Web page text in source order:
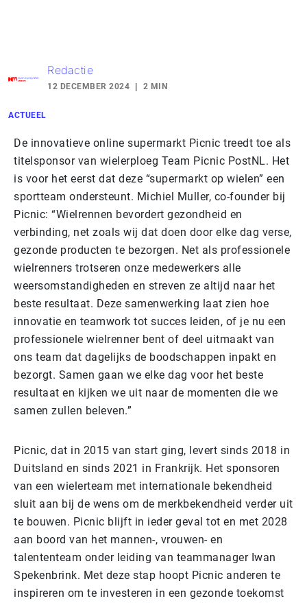
Redactie
12 DECEMBER 2024 2 MIN
ACTUEEL
De innovatieve online supermarkt Picnic treedt toe als
titelsponsor van wielerploeg Team Picnic PostNL. Het
is voor het eerst dat deze “supermarkt op wielen” een
sportteam ondersteunt. Michiel Muller, co-founder bij
Picnic: “Wielrennen bevordert gezondheid en
verbinding, net zoals wij dat doen door elke dag verse,
gezonde producten te bezorgen. Net als professionele
wielrenners trotseren onze medewerkers alle
weersomstandigheden en streven ze altijd naar het
beste resultaat. Deze samenwerking laat zien hoe
innovatie en teamwork tot succes leiden, of je nu een
professionele wielrenner bent of deel uitmaakt van
ons team dat dagelijks de boodschappen inpakt en
bezorgt. Samen gaan we elke dag voor het beste
resultaat en kijken we uit naar de momenten die we
samen zullen beleven.”
Picnic, dat in 2015 van start ging, levert sinds 2018 in
Duitsland en sinds 2021 in Frankrijk. Het sponsoren
van een wielerteam met internationale bekendheid
sluit aan bij de wens om de merkbekendheid verder uit
te bouwen. Picnic blijft in ieder geval tot en met 2028
aan boord van het mannen-, vrouwen- en
talententeam onder leiding van teammanager Iwan
Spekenbrink. Met deze stap hoopt Picnic anderen te
inspireren om te investeren in een gezonde toekomst